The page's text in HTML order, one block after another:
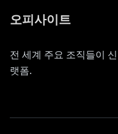
오피사이트
전 세계 주요 조직들이
랫폼.